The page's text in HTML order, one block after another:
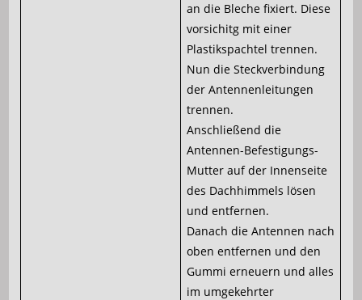
an die Bleche fixiert. Diese
vorsichitg mit einer
Plastikspachtel trennen.
Nun die Steckverbindung
der Antennenleitungen
trennen.
Anschließend die
Antennen-Befestigungs-
Mutter auf der Innenseite
des Dachhimmels lösen
und entfernen.
Danach die Antennen nach
oben entfernen und den
Gummi erneuern und alles
im umgekehrter